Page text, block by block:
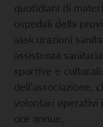
quotidiani di
ospedali della
assicurazioni
assistenza
sportive e
dell’associazione,
volontari operativi
ore annue.